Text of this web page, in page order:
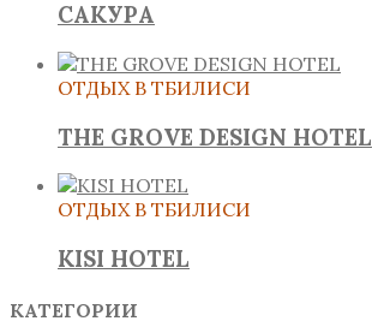
САКУРА
ОТДЫХ В ТБИЛИСИ
THE GROVE DESIGN HOTEL
ОТДЫХ В ТБИЛИСИ
KISI HOTEL
КАТЕГОРИИ